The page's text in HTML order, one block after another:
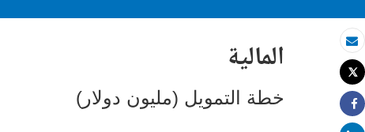
بريد الكتروني
طباعة
Tweet
Share
المالية
خطة التمويل (مليون دولار)